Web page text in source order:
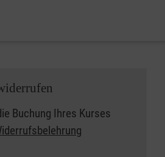
Buchung Ihres Kurses